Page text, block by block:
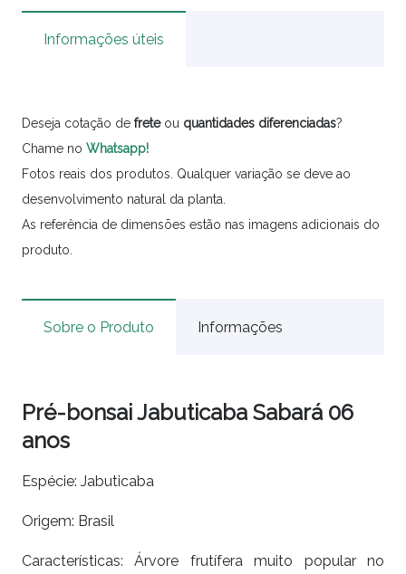
Informações úteis
Deseja cotação de freteou quantidades diferenciadas?
Chame no Whatsapp!
Fotos reais dos produtos. Qualquer variação se deve ao
desenvolvimento natural da planta.
As referência de dimensões estão nas imagens adicionais do
produto.
Sobre o Produto Informações
Pré-bonsai Jabuticaba Sabará 06
anos
Espécie: Jabuticaba
Origem: Brasil
Características: Árvore frutífera muito popular no